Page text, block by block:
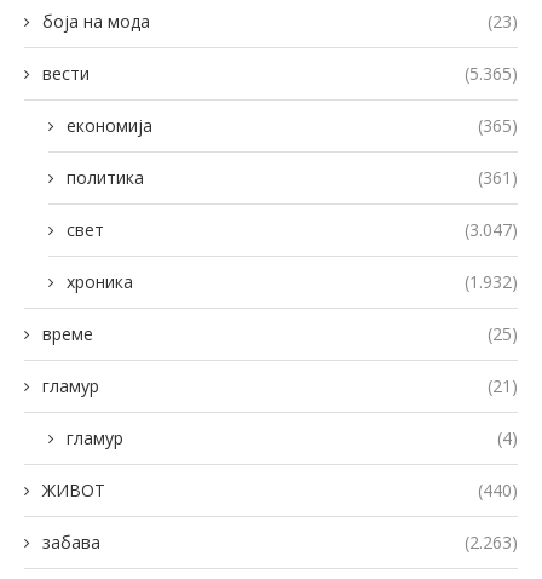
боја на мода (23)
вести (5.365)
економија (365)
политика (361)
свет (3.047)
хроника (1.932)
време (25)
гламур (21)
гламур (4)
ЖИВОТ (440)
забава (2.263)